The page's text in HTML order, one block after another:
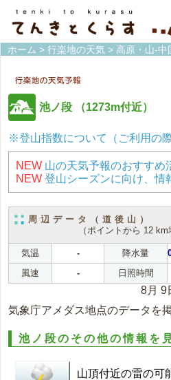
ホーム > 行楽地の天気 > 高原・山-中
池ノ段 （1273m付近）
※登山指数について（ご利用の
NEW 山の天気予報のおすすめ
NEW 登山シーズンに向け、情
周辺データ（道後山）
（ポイントから 12 km
気温 - 降水量
風速
- 日照時間
8月 9
気象庁アメダス地点のデータを
池ノ段のその他の情報を
山頂付近の雷の可